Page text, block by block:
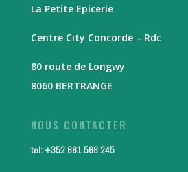
La Petite Epicerie
Centre City Concorde – Rdc
80 route de Longwy
8060 BERTRANGE
NOUS CONTACTER
tel: +352 661 568 245